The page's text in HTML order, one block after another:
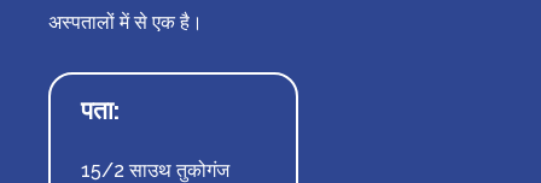
अस्पतालों में से एक है।
पता:
15/2 साउथ तुकोगंज